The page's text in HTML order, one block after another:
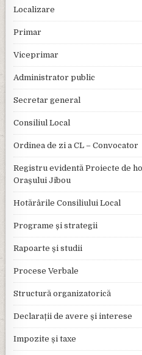
Localizare
Primar
Viceprimar
Administrator public
Secretar general
Consiliul Local
Ordinea de zi a CL – Convocator
Registru evidentă Proiecte de
Orașului Jibou
Hotărârile Consiliului Local
Programe și strategii
Rapoarte și studii
Procese Verbale
Structură organizatorică
Declarații de avere și interese
Impozite și taxe